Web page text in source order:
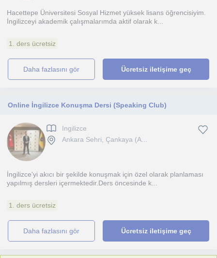
Hacettepe Üniversitesi Sosyal Hizmet yüksek lisans öğrencisiyim.
İngilizceyi akademik çalışmalarımda aktif olarak k...
1. ders ücretsiz
daha fazlasını gör Ücretsiz iletişime geç
Online İngilizce Konuşma Dersi (Speaking Club)
Ingilizce
Ankara Sehri, Çankaya (A...
İngilizce'yi akıcı bir şekilde konuşmak için özel olarak planlaması
yapılmış dersleri içermektedir.Ders öncesinde k...
1. ders ücretsiz
daha fazlasını gör Ücretsiz iletişime geç